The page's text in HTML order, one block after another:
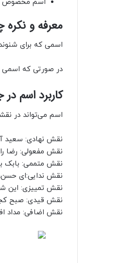
معرفه و
اسمی که برای
در صورتی که اسمی
کاربرد اسم در
اسم می‌تواند در
نقش نهادی: سعید
نقش مفعولی: رضا
نقش متممی: بابک
نقش ندایی:ای
نقش تمییزی: این
نقش قیدی: صبح
نقش اضافی: مداد